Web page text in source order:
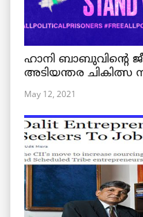
ഹാനി ബാബുവിന്റെ
അടിയന്തര
May 12, 2021